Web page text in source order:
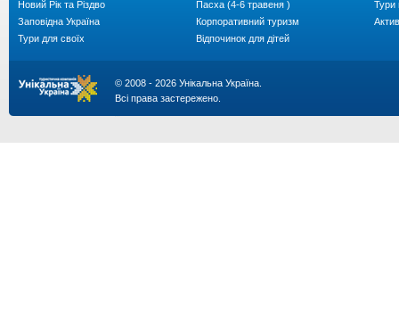
Новий Рік та Різдво
Заповідна Україна
Тури для своїх
Пасха (4-6 травеня )
Корпоративний туризм
Відпочинок для дітей
Тури
© 2008 - 2026 Унікальна Україна.
Всі права застережено.